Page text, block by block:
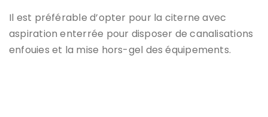
Il est préférable d’opter pour la citerne avec
aspiration enterrée pour disposer de canalisations
enfouies et la mise hors-gel des équipements.